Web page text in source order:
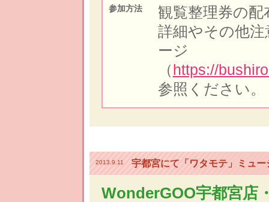
参加方法
観覧整理券の
詳細やその他
ージ
（https://
参照ください。
2013.9.11 宇都宮にて「ワタモテ」ミュ
WonderGOO宇都宮店